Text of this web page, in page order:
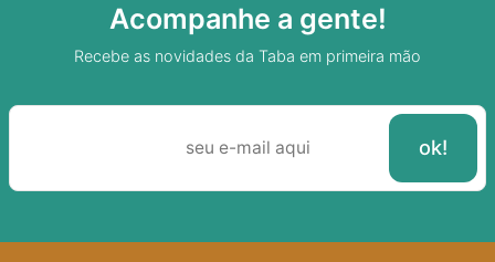
Acompanhe a gente!
Recebe as novidades da Taba em primeira mão